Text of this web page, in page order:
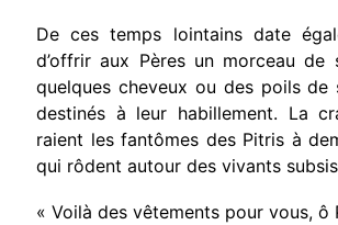
De ces temps lointains date
d’offrir aux Pères un morceau de
quelques cheveux ou des poils
destinés à leur habillement. La
raient les fantômes des Pitris à
qui rôdent autour des vivants
« Voilà des vêtements pour vous, ô